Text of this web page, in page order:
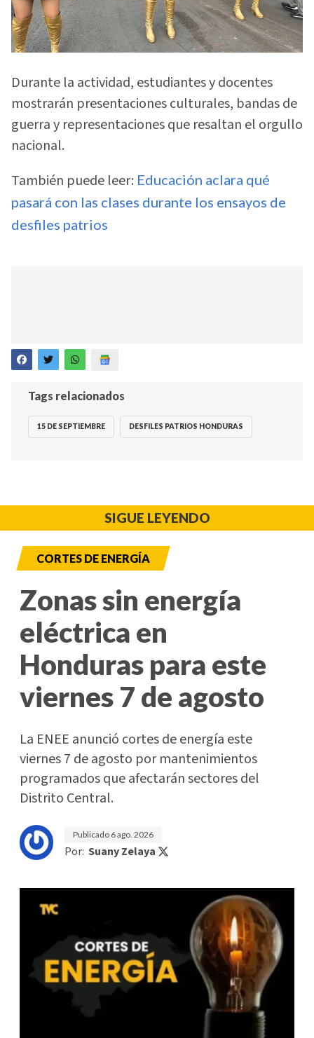
Durante la actividad, estudiantes y docentes
mostrarán presentaciones culturales, bandas de
guerra y representaciones que resaltan el orgullo
nacional.
También puede leer: Educación aclara qué
pasará con las clases durante los ensayos de
desfiles patrios
Tags relacionados
15 DE SEPTIEMBRE DESFILES PATRIOS HONDURAS
SIGUE LEYENDO
CORTES DE ENERGÍA
Zonas sin energía
eléctrica en
Honduras para este
viernes 7 de agosto
La ENEE anunció cortes de energía este
viernes 7 de agosto por mantenimientos
programados que afectarán sectores del
Distrito Central.
Publicado 6 ago. 2026
Por: Suany Zelaya